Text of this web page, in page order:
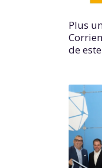
Plus
de